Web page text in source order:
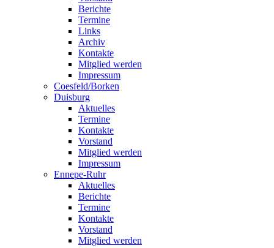
Berichte
Termine
Links
Archiv
Kontakte
Mitglied werden
Impressum
Coesfeld/Borken
Duisburg
Aktuelles
Termine
Kontakte
Vorstand
Mitglied werden
Impressum
Ennepe-Ruhr
Aktuelles
Berichte
Termine
Kontakte
Vorstand
Mitglied werden